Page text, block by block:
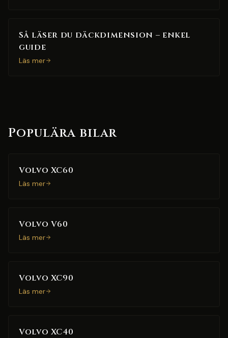
Så läser du däckdimension – enkel
guide
Läs mer
Populära bilar
Volvo XC60
Läs mer
Volvo V60
Läs mer
Volvo XC90
Läs mer
Volvo XC40